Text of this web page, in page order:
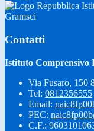
Gramsci
Contatti
Istituto Comprensivo
Via Fusaro, 150
Tel: 0812356555
Email:
PEC:
C.F.: